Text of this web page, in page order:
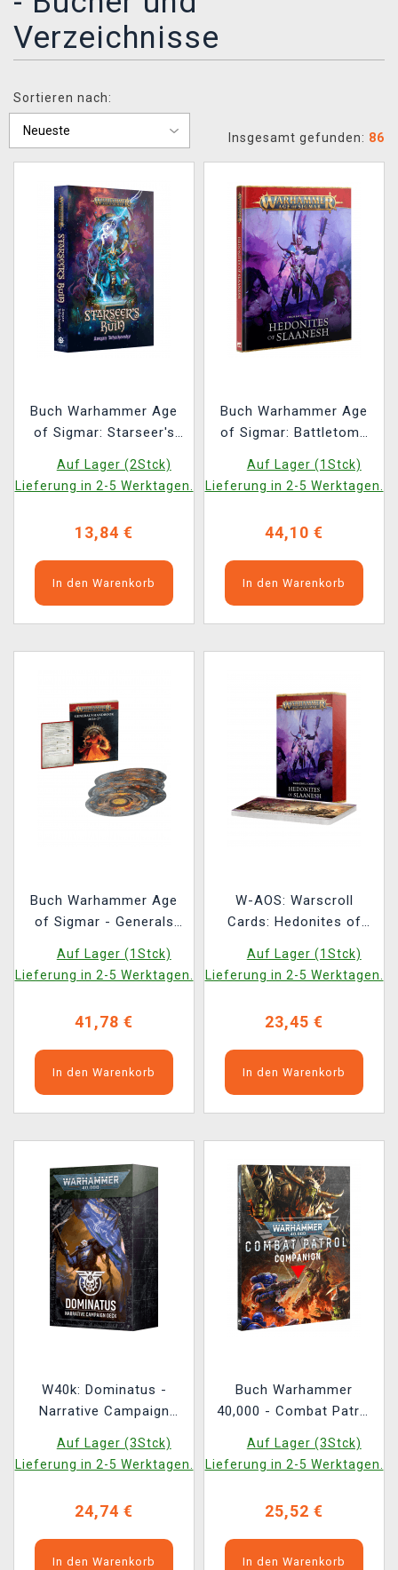
Verzeichnisse
Sortieren nach:
Insgesamt gefunden: 86
Buch Warhammer Age
of Sigmar: Starseer's
Auf Lager (2Stck)
Lieferung in 2-5 Werktagen.
13,84 €
In den Warenkorb
Buch Warhammer Age
of Sigmar: Battletome
(2026) ENG
Auf Lager (1Stck)
Lieferung in 2-5 Werktagen.
44,10 €
In den Warenkorb
Buch Warhammer Age
of Sigmar - Generals
ENG
Auf Lager (1Stck)
Lieferung in 2-5 Werktagen.
41,78 €
In den Warenkorb
W-AOS: Warscroll
Cards: Hedonites of
Auf Lager (1Stck)
Lieferung in 2-5 Werktagen.
23,45 €
In den Warenkorb
W40k: Dominatus -
Narrative Campaign
Auf Lager (3Stck)
Lieferung in 2-5 Werktagen.
24,74 €
In den Warenkorb
Buch Warhammer
40,000 - Combat Patrol
Auf Lager (3Stck)
Lieferung in 2-5 Werktagen.
25,52 €
In den Warenkorb